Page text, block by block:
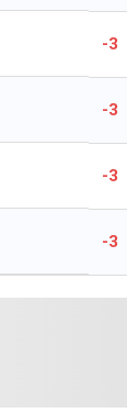
-3
-3
-3
-3